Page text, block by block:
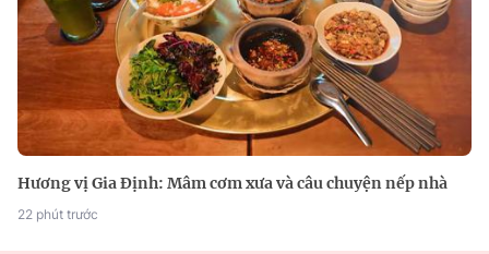
Hương vị Gia Định: Mâm cơm xưa và câu chuyện nếp nhà
22 phút trước